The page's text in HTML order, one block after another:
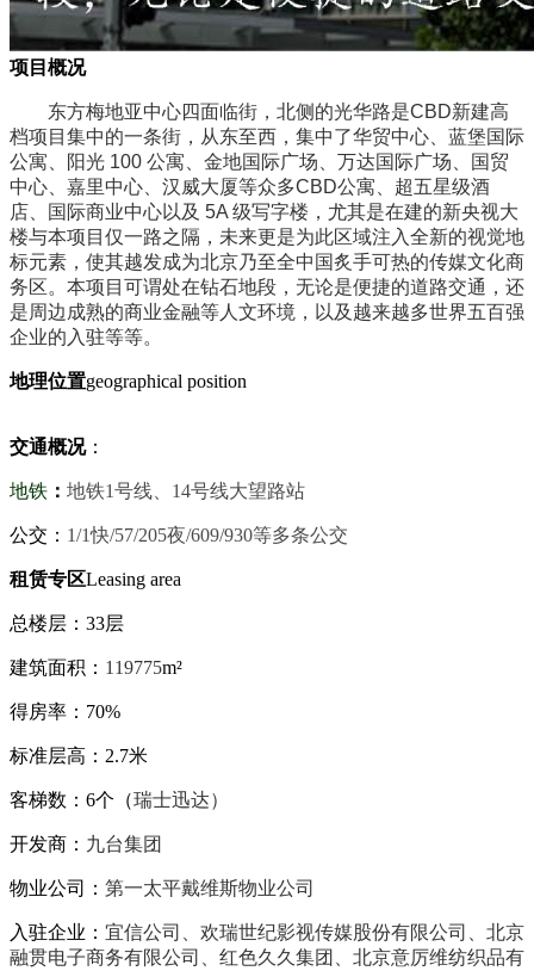
项目概况
东方梅地亚中心四面临街，北侧的光华路是CBD新建高
档项目集中的一条街，从东至西，集中了华贸中心、 蓝堡国际
公寓 、阳光 100 公寓、 金地国际广场 、万达国际广场、国贸
中心、 嘉里中心 汉威大厦等众多CBD公寓
超五星级酒
店、国际商业中心以及 5A 级写字楼，尤其是在建的新央视大
楼与本项目仅一路之隔，未来更是为此区域注入全新的视觉地
标元素，使其越发成为北京乃至全中国炙手可热的传媒文化商
务区。本项目可谓处在钻石地段，无论是便捷的道路交通，还
是周边成熟的商业金融等人文环境，以及越来越多世界五百强
企业的入驻等等。
地理位置geographical position
交通概况：
地铁 ： 地铁1号线、14号线大望路站
公交： 1/1快/57/205夜/609/930等多条公交
租赁专区Leasing area
总楼层：33层
建筑面积： 119775m²
得房率：70%
标准层高：2.7米
客梯数：6个（瑞士迅达）
开发商： 九台集团
物业公司： 第一太平戴维斯物业公司
入驻企业： 宜信公司、欢瑞世纪影视传媒股份有限公司、北京
融贯电子商务有限公司、红色久久集团、北京意厉维纺织品有